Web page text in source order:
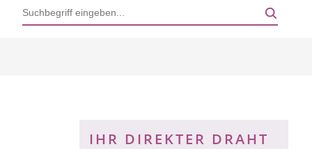
IHR DIREKTER DRAHT